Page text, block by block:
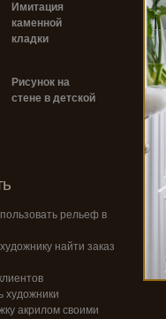
Имитация
каменной
кладки
Рисунок на
стене в детской
рельеф в
найти заказ
художники
акрилом своими